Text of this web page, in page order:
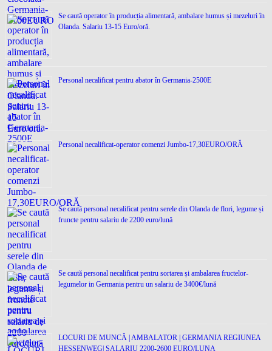
Se caută operator în producția alimentară, ambalare humus și mezeluri în
Olanda. Salariu 13-15 Euro/oră.
Personal necalificat pentru abator în Germania-2500E
Personal necalificat-operator comenzi Jumbo-17,30EURO/ORĂ
Se caută personal necalificat pentru serele din Olanda de flori, legume și
fruncte pentru salariu de 2200 euro/lună
Se caută personal necalificat pentru sortarea și ambalarea fructelor-
legumelor in Germania pentru un salariu de 3400€/lună
LOCURI DE MUNCĂ | AMBALATOR | GERMANIA REGIUNEA
HESSENWEG| SALARIU 2200-2600 EURO/LUNA